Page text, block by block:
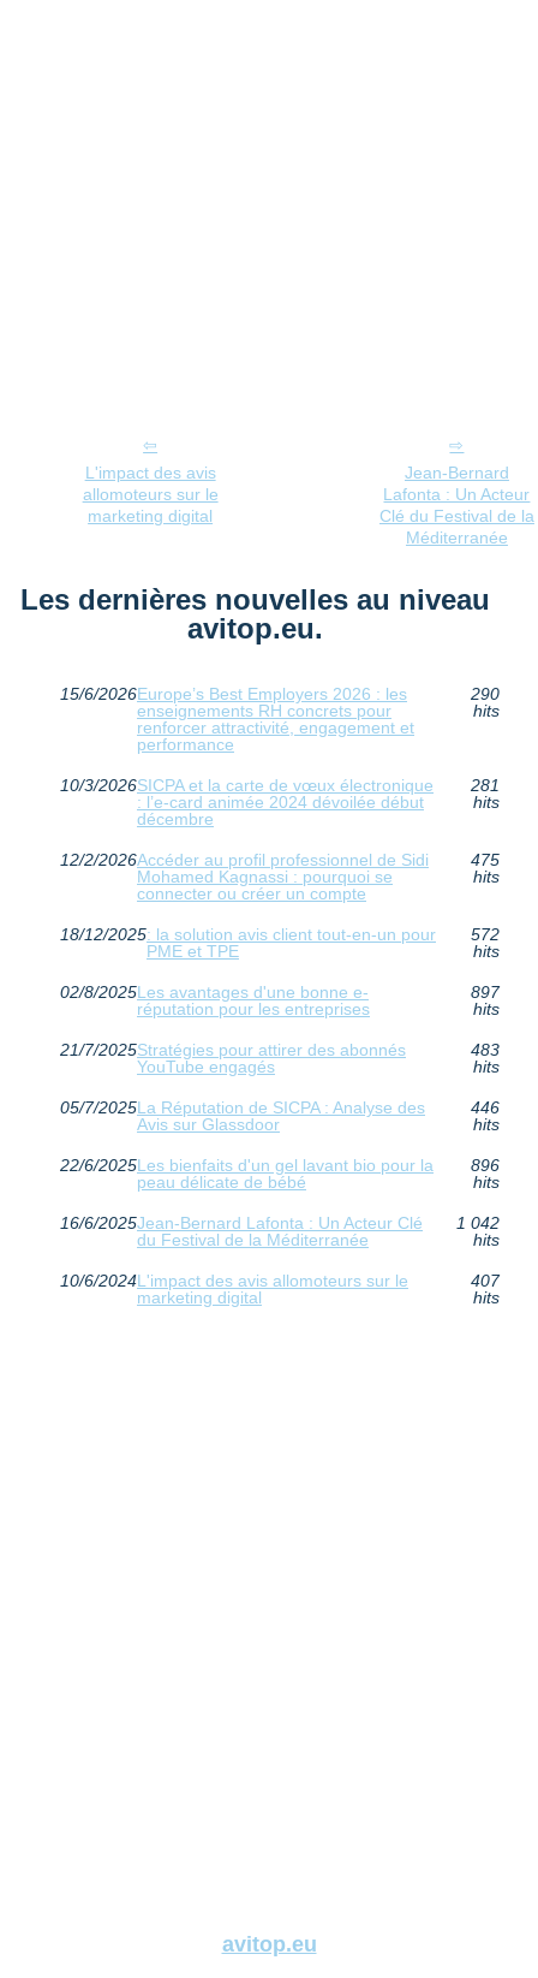
L'impact des avis
allomoteurs sur le
marketing digital
Jean-Bernard
Lafonta : Un Acteur
Clé du Festival de la
Méditerranée
Les dernières nouvelles au niveau
avitop.eu.
15/6/2026Europe’s Best Employers 2026 : les
enseignements RH concrets pour
renforcer attractivité, engagement et
performance
290
hits
10/3/2026SICPA et la carte de vœux électronique
: l’e‑card animée 2024 dévoilée début
décembre
281
hits
12/2/2026Accéder au profil professionnel de Sidi
Mohamed Kagnassi : pourquoi se
connecter ou créer un compte
475
hits
18/12/2025: la solution avis client tout-en-un pour
PME et TPE
572
hits
02/8/2025Les avantages d'une bonne e-
réputation pour les entreprises
897
hits
21/7/2025Stratégies pour attirer des abonnés
YouTube engagés
483
hits
05/7/2025La Réputation de SICPA : Analyse des
Avis sur Glassdoor
446
hits
22/6/2025Les bienfaits d'un gel lavant bio pour la
peau délicate de bébé
896
hits
16/6/2025Jean-Bernard Lafonta : Un Acteur Clé
du Festival de la Méditerranée
1 042
hits
10/6/2024L'impact des avis allomoteurs sur le
marketing digital
407
hits
avitop.eu